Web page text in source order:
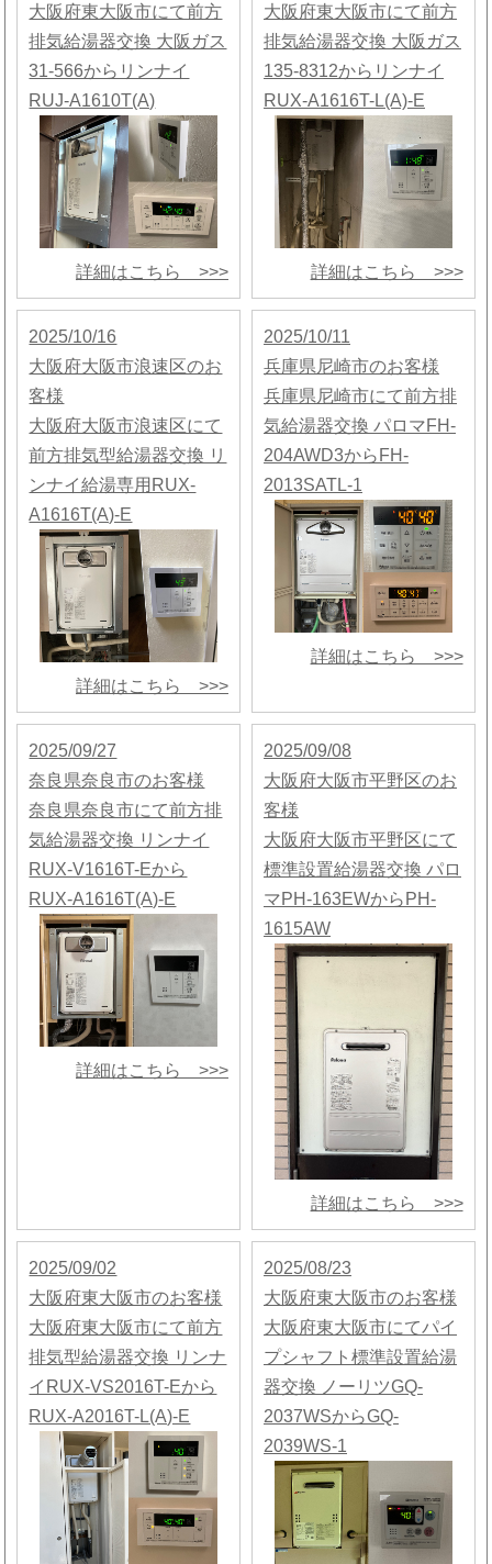
大阪府東大阪市にて前方
排気給湯器交換 大阪ガス
31-566からリンナイ
RUJ-A1610T(A)
詳細はこちら >>>
大阪府東大阪市にて前方
排気給湯器交換 大阪ガス
135-8312からリンナイ
RUX-A1616T-L(A)-E
詳細はこちら >>>
2025/10/16
大阪府大阪市浪速区のお
客様
大阪府大阪市浪速区にて
前方排気型給湯器交換 リ
ンナイ給湯専用RUX-
A1616T(A)-E
詳細はこちら >>>
2025/10/11
兵庫県尼崎市のお客様
兵庫県尼崎市にて前方排
気給湯器交換 パロマFH-
204AWD3からFH-
2013SATL-1
詳細はこちら >>>
2025/09/27
奈良県奈良市のお客様
奈良県奈良市にて前方排
気給湯器交換 リンナイ
RUX-V1616T-Eから
RUX-A1616T(A)-E
詳細はこちら >>>
2025/09/08
大阪府大阪市平野区のお
客様
大阪府大阪市平野区にて
標準設置給湯器交換 パロ
マPH-163EWからPH-
1615AW
詳細はこちら >>>
2025/09/02
大阪府東大阪市のお客様
大阪府東大阪市にて前方
排気型給湯器交換 リンナ
イRUX-VS2016T-Eから
RUX-A2016T-L(A)-E
2025/08/23
大阪府東大阪市のお客様
大阪府東大阪市にてパイ
プシャフト標準設置給湯
器交換 ノーリツGQ-
2037WSからGQ-
2039WS-1